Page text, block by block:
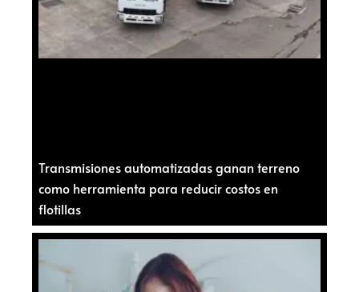
Transmisiones automatizadas ganan terreno
como herramienta para reducir costos en
flotillas